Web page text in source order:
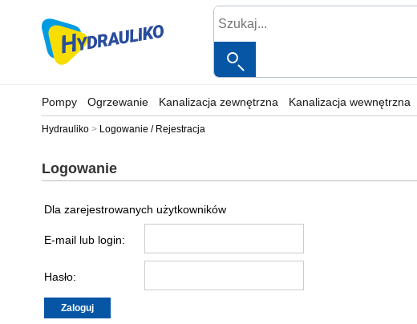
Pompy Ogrzewanie Kanalizacja zewnętrzna Kanalizacja wewnętrzna
Hydrauliko Logowanie / Rejestracja
Logowanie
Dla zarejestrowanych użytkowników
E-mail lub login:
Hasło: